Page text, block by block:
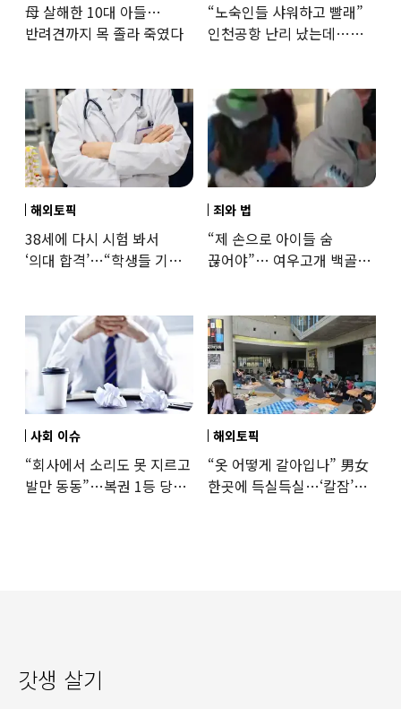
母 살해한 10대 아들…
반려견까지 목 졸라 죽였다
“노숙인들 샤워하고 빨래”
인천공항 난리 났는데…
해외토픽
38세에 다시 시험 봐서
‘의대 합격’…“학생들 기회
죄와 법
“제 손으로 아이들 숨
끊어야”… 여우고개 백골
사회 이슈
“회사에서 소리도 못 지르고
발만 동동”…복권 1등 당첨
해외토픽
“옷 어떻게 갈아입나” 男女
한곳에 득실득실…‘칼잠’
갓생 살기